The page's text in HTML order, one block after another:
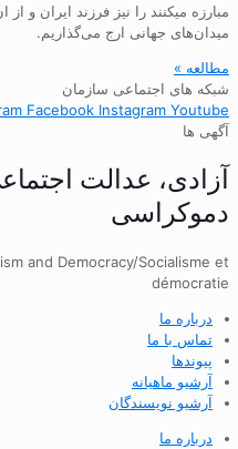
مبارزه میکنند را نیز فرزند ایران و
میدان‌های جهانی ارج می‌گذاریم.
مطالعه »
شبکه های اجتماعی سازمان
Facebook Instagram Youtube
آگهی ها
آزادی، عدالت
دموکراسی
and Democracy/Socialisme et
démocratie
درباره ما
تماس با ما
پیوندها
آرشیو ماهیانه
آرشیو نویسندگان
درباره ما